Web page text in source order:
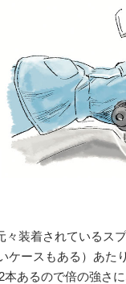
装着されているス
ースもある）あた
あるので倍の強さ